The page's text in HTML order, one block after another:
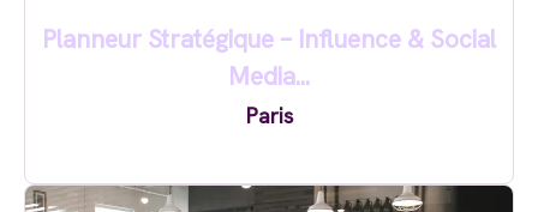
Planneur Stratégique – Influence & Social
Media...
Paris